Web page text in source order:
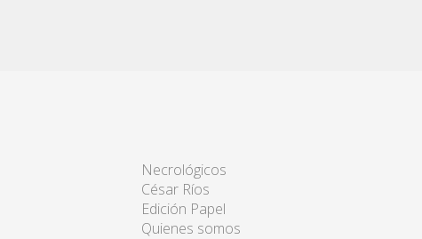
Necrológicos
César Ríos
Edición Papel
Quienes somos